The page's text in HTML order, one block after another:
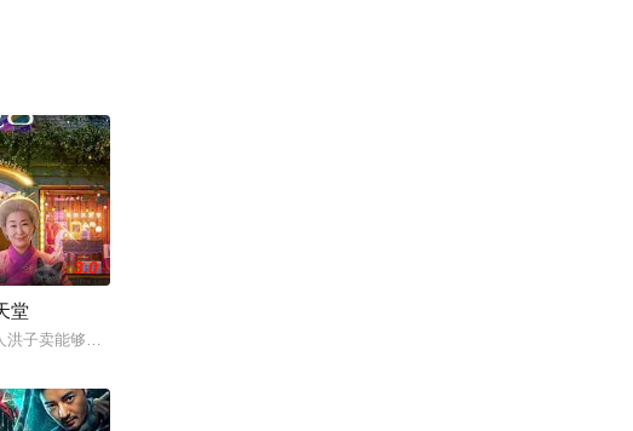
出现了，挡在戴维前面，他
3.0
堂
子卖能够实现人们愿望的神秘零食，以及人们来到那里展开一段魔法般的故事。